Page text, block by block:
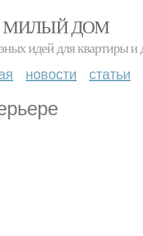
МИЛЫЙ ДОМ
идей для квартиры и
новости статьи